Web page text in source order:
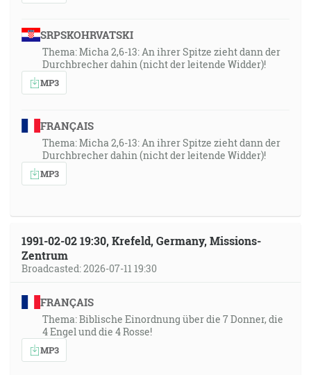
SRPSKOHRVATSKI
Thema: Micha 2,6-13: An ihrer Spitze zieht dann der
Durchbrecher dahin (nicht der leitende Widder)!
MP3
FRANÇAIS
Thema: Micha 2,6-13: An ihrer Spitze zieht dann der
Durchbrecher dahin (nicht der leitende Widder)!
MP3
1991-02-02 19:30, Krefeld, Germany, Missions-
Zentrum
Broadcasted: 2026-07-11 19:30
FRANÇAIS
Thema: Biblische Einordnung über die 7 Donner, die
4 Engel und die 4 Rosse!
MP3